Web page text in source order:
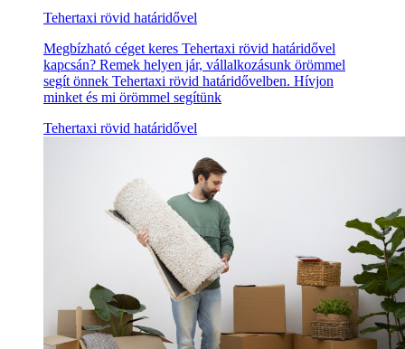
Tehertaxi rövid határidővel
Megbízható céget keres Tehertaxi rövid határidővel
kapcsán? Remek helyen jár, vállalkozásunk örömmel
segít önnek Tehertaxi rövid határidővelben. Hívjon
minket és mi örömmel segítünk
Tehertaxi rövid határidővel